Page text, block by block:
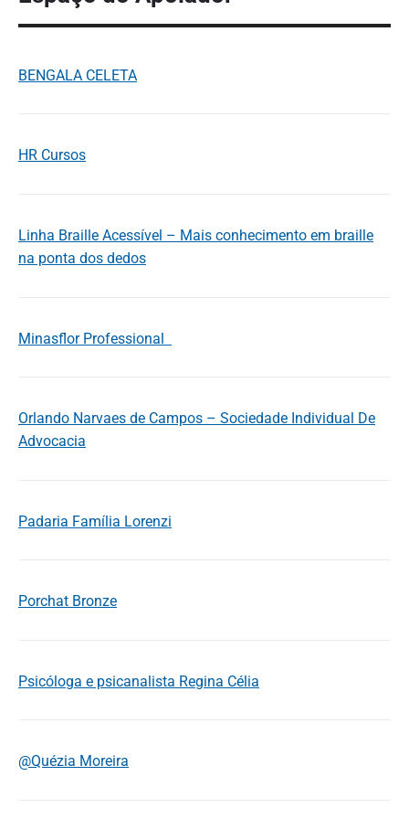
BENGALA CELETA
HR Cursos
Linha Braille Acessível – Mais conhecimento em braille
na ponta dos dedos
Minasflor Professional
Orlando Narvaes de Campos – Sociedade Individual De
Advocacia
Padaria Família Lorenzi
Porchat Bronze
Psicóloga e psicanalista Regina Célia
@Quézia Moreira